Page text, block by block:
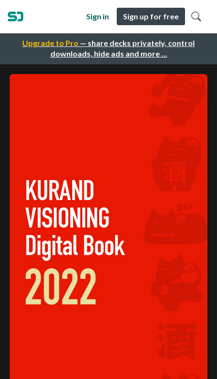
Upgrade to Pro — share decks privately, control
downloads, hide ads and more …
Sign in Sign up for free